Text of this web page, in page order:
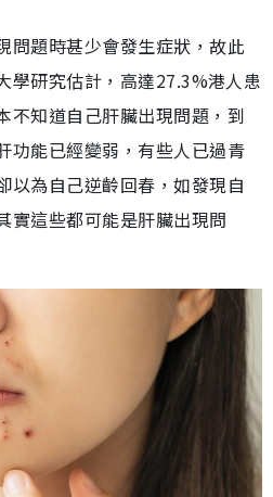
問題時甚少會發生症狀，故此
學研究估計，高達27.3%港人患
不知道自己肝臟出現問題，到
功能已經變弱，有些人已過青
以為自己逆齡回春，如發現自
實這些都可能是肝臟出現問